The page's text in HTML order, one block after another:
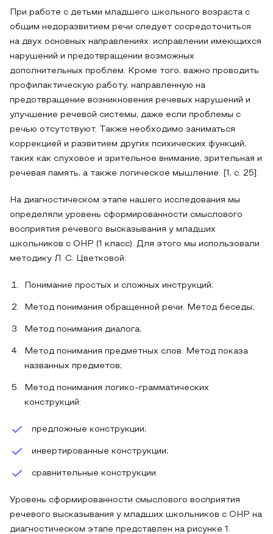
При работе с детьми младшего школьного возраста с
общим недоразвитием речи следует сосредоточиться
на двух основных направлениях: исправлении имеющихся
нарушений и предотвращении возможных
дополнительных проблем. Кроме того, важно проводить
профилактическую работу, направленную на
предотвращение возникновения речевых нарушений и
улучшение речевой системы, даже если проблемы с
речью отсутствуют. Также необходимо заниматься
коррекцией и развитием других психических функций,
таких как слуховое и зрительное внимание, зрительная и
речевая память, а также логическое мышление. [1, с. 25].
На диагностическом этапе нашего исследования мы
определяли уровень сформированности смыслового
восприятия речевого высказывания у младших
школьников с ОНР (1 класс). Для этого мы использовали
методику Л. С. Цветковой:
Понимание простых и сложных инструкций;
Метод понимания обращенной речи. Метод беседы;
Метод понимания диалога;
Метод понимания предметных слов. Метод показа
названных предметов;
Метод понимания логико-грамматических
конструкций:
предложные конструкции;
инвертированные конструкции;
сравнительные конструкции.
Уровень сформированности смыслового восприятия
речевого высказывания у младших школьников с ОНР на
диагностическом этапе представлен на рисунке 1.